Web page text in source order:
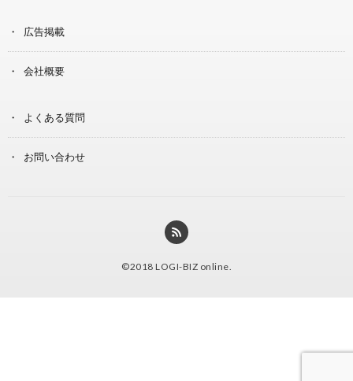
広告掲載
会社概要
よくある質問
お問い合わせ
©2018 LOGI-BIZ online.